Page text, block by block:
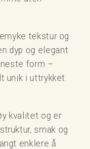
tekstur og
dyp og elegant
form –
unik i uttrykket.
kvalitet og er
smak og
enklere å